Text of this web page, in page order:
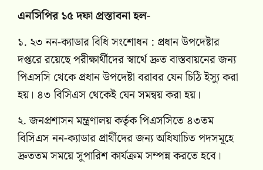
এনসিপির ১৫ দফা প্রস্তাবনা হল-
১. ২৩ নন-ক্যাডার বিধি সংশোধন : প্রধান উপদেষ্টার
দপ্তরে রয়েছে পরীক্ষার্থীদের স্বার্থে দ্রুত বাস্তবায়নের জন্য
পিএসসি থেকে প্রধান উপদেষ্টা বরাবর যেন চিঠি ইস্যু করা
হয়। ৪৩ বিসিএস থেকেই যেন সমন্বয় করা হয়।
২. জনপ্রশাসন মন্ত্রণালয় কর্তৃক পিএসসিতে ৪৩তম
বিসিএস নন-ক্যাডার প্রার্থীদের জন্য অধিযাচিত পদসমূহে
দ্রুততম সময়ে সুপারিশ কার্যক্রম সম্পন্ন করতে হবে।